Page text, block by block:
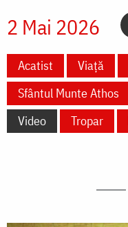
2 Mai 2026
Acatist Viață
Sfântul Munte Athos
Video
Tropar